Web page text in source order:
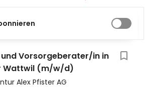
Vorsorgeberater/in in
Wattwil (m/w/d)
Alex Pfister AG